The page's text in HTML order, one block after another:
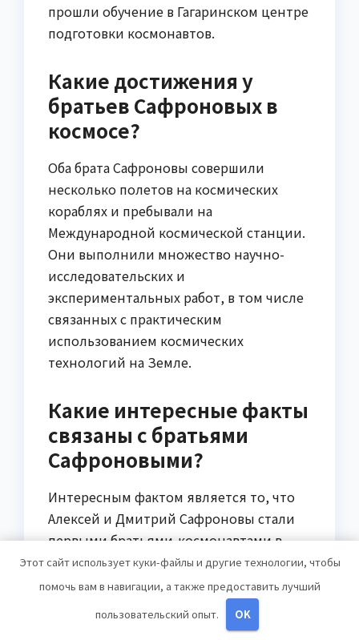
прошли обучение в Гагаринском центре
подготовки космонавтов.
Какие достижения у
братьев Сафроновых в
космосе?
Оба брата Сафроновы совершили
несколько полетов на космических
кораблях и пребывали на
Международной космической станции.
Они выполнили множество научно-
исследовательских и
экспериментальных работ, в том числе
связанных с практическим
использованием космических
технологий на Земле.
Какие интересные факты
связаны с братьями
Сафроновыми?
Интересным фактом является то, что
Алексей и Дмитрий Сафроновы стали
первыми братьями-космонавтами в
истории российской космонавтики.
Также они оба являются дважды
Героями Российской Федерации за свои
Этот сайт использует куки-файлы и другие технологии, чтобы
помочь вам в навигации, а также предоставить лучший
пользовательский опыт.
OK